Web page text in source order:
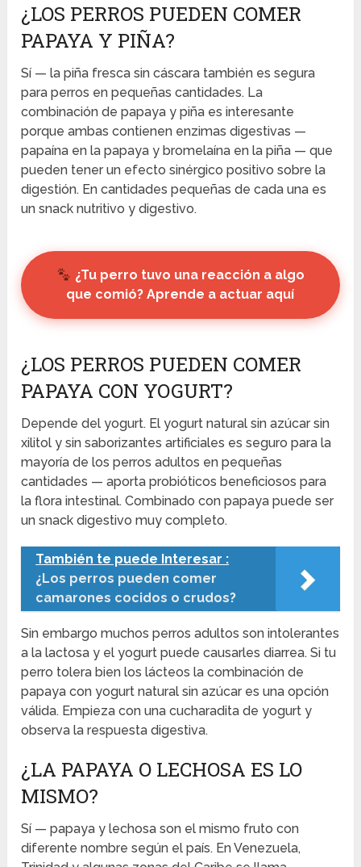
¿LOS PERROS PUEDEN COMER
PAPAYA Y PIÑA?
Sí — la piña fresca sin cáscara también es segura
para perros en pequeñas cantidades. La
combinación de papaya y piña es interesante
porque ambas contienen enzimas digestivas —
papaína en la papaya y bromelaína en la piña — que
pueden tener un efecto sinérgico positivo sobre la
digestión. En cantidades pequeñas de cada una es
un snack nutritivo y digestivo.
¿Tu perro tuvo una reacción a algo
que comió? Aprende a actuar aquí
¿LOS PERROS PUEDEN COMER
PAPAYA CON YOGURT?
Depende del yogurt. El yogurt natural sin azúcar sin
xilitol y sin saborizantes artificiales es seguro para la
mayoría de los perros adultos en pequeñas
cantidades — aporta probióticos beneficiosos para
la flora intestinal. Combinado con papaya puede ser
un snack digestivo muy completo.
También te puede Interesar :
¿Los perros pueden comer
camarones cocidos o crudos?
Sin embargo muchos perros adultos son intolerantes
a la lactosa y el yogurt puede causarles diarrea. Si tu
perro tolera bien los lácteos la combinación de
papaya con yogurt natural sin azúcar es una opción
válida. Empieza con una cucharadita de yogurt y
observa la respuesta digestiva.
¿LA PAPAYA O LECHOSA ES LO
MISMO?
Sí — papaya y lechosa son el mismo fruto con
diferente nombre según el país. En Venezuela,